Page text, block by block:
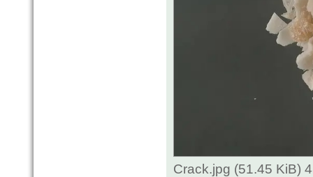
Crack.jpg (51.45 KiB)